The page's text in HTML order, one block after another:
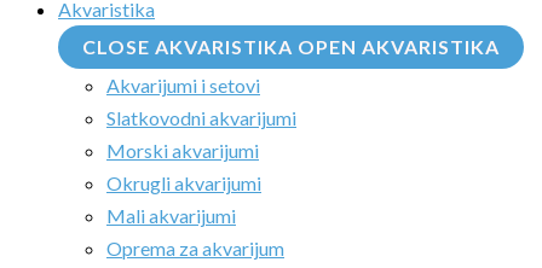
Akvaristika
CLOSE AKVARISTIKA OPEN AKVARISTIKA
Akvarijumi i setovi
Slatkovodni akvarijumi
Morski akvarijumi
Okrugli akvarijumi
Mali akvarijumi
Oprema za akvarijum